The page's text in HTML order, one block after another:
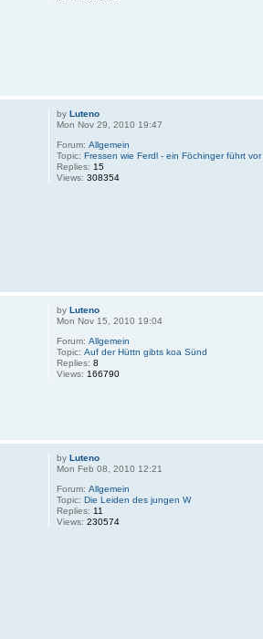
byLuteno
Mon Nov 29, 2010 19:47
Forum:Allgemein
Topic:Fressen wie Ferdl - ein Föchinger führt vor
Replies: 15
Views:308354
byLuteno
Mon Nov 15, 2010 19:04
Forum:Allgemein
Topic:Auf der Hüttn gibts koa Sünd
Replies:8
Views: 166790
byLuteno
Mon Feb 08, 2010 12:21
Forum:Allgemein
Topic:Die Leiden des jungen W
Replies: 11
Views:230574